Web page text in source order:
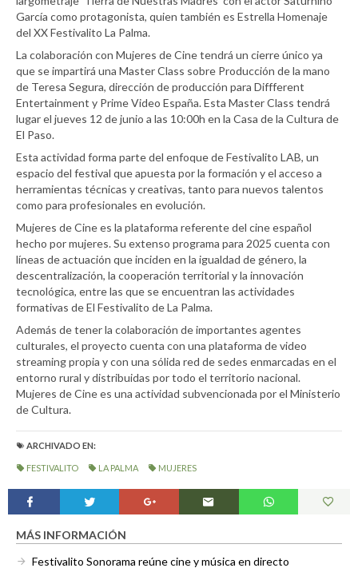
García como protagonista, quien también es Estrella Homenaje
del XX Festivalito La Palma.
La colaboración con Mujeres de Cine tendrá un cierre único ya
que se impartirá una Master Class sobre Producción de la mano
de Teresa Segura, dirección de producción para Diffferent
Entertainment y Prime Video España. Esta Master Class tendrá
lugar el jueves 12 de junio a las 10:00h en la Casa de la Cultura de
El Paso.
Esta actividad forma parte del enfoque de Festivalito LAB, un
espacio del festival que apuesta por la formación y el acceso a
herramientas técnicas y creativas, tanto para nuevos talentos
como para profesionales en evolución.
Mujeres de Cine es la plataforma referente del cine español
hecho por mujeres. Su extenso programa para 2025 cuenta con
líneas de actuación que inciden en la igualdad de género, la
descentralización, la cooperación territorial y la innovación
tecnológica, entre las que se encuentran las actividades
formativas de El Festivalito de La Palma.
Además de tener la colaboración de importantes agentes
culturales, el proyecto cuenta con una plataforma de video
streaming propia y con una sólida red de sedes enmarcadas en el
entorno rural y distribuidas por todo el territorio nacional.
Mujeres de Cine es una actividad subvencionada por el Ministerio
de Cultura.
ARCHIVADO EN:
FESTIVALITO LA PALMA MUJERES
MÁS INFORMACIÓN
Festivalito Sonorama reúne cine y música en directo